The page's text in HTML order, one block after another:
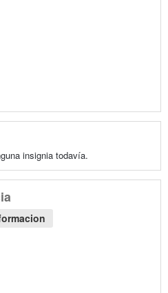
insignia todavía.